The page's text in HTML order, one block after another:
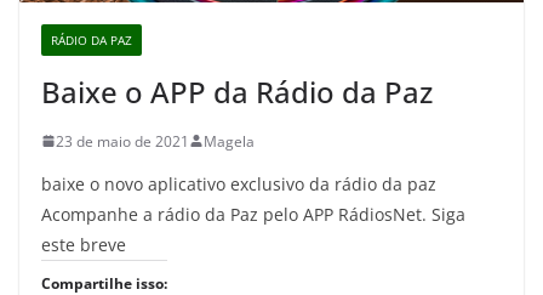
RÁDIO DA PAZ
Baixe o APP da Rádio da Paz
23 de maio de 2021 Magela
baixe o novo aplicativo exclusivo da rádio da paz
Acompanhe a rádio da Paz pelo APP RádiosNet. Siga
este breve
Compartilhe isso: